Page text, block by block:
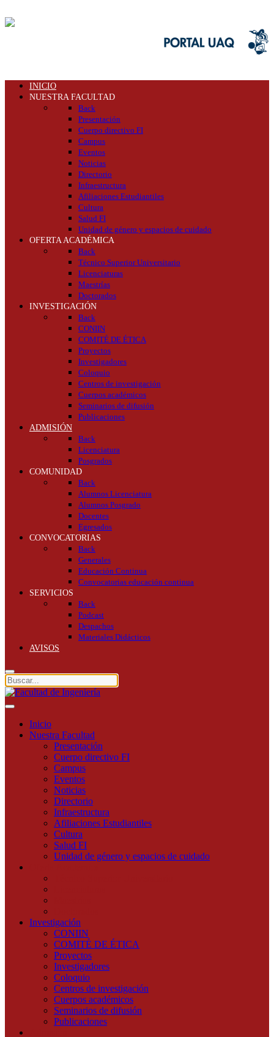
INICIO
NUESTRA FACULTAD
Back
Presentación
Cuerpo directivo FI
Campus
Eventos
Noticias
Directorio
Infraestructura
Afiliaciones Estudiantiles
Cultura
Salud FI
Unidad de género y espacios de cuidado
OFERTA ACADÉMICA
Back
Técnico Superior Universitario
Licenciaturas
Maestrías
Doctorados
INVESTIGACIÓN
Back
CONIIN
COMITÉ DE ÉTICA
Proyectos
Investigadores
Coloquio
Centros de investigación
Cuerpos académicos
Seminarios de difusión
Publicaciones
ADMISIÓN
Back
Licenciatura
Posgrados
COMUNIDAD
Back
Alumnos Licenciatura
Alumnos Posgrado
Docentes
Egresados
CONVOCATORIAS
Back
Generales
Educación Continua
Convocatorias educación continua
SERVICIOS
Back
Podcast
Despachos
Materiales Didácticos
AVISOS
Inicio
Nuestra Facultad
Presentación
Cuerpo directivo FI
Campus
Eventos
Noticias
Directorio
Infraestructura
Afiliaciones Estudiantiles
Cultura
Salud FI
Unidad de género y espacios de cuidado
Investigación
CONIIN
COMITÉ DE ÉTICA
Proyectos
Investigadores
Coloquio
Centros de investigación
Cuerpos académicos
Seminarios de difusión
Publicaciones